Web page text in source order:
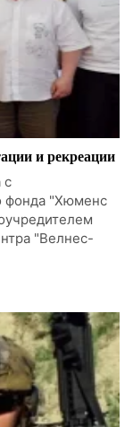
и рекреации
с
фонда "Хюменс
"Велнес-